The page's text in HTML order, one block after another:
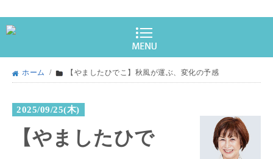
ホーム / 【やましたひでこ】秋風が運ぶ、変化の予感
2025/09/25(木)
【やましたひで